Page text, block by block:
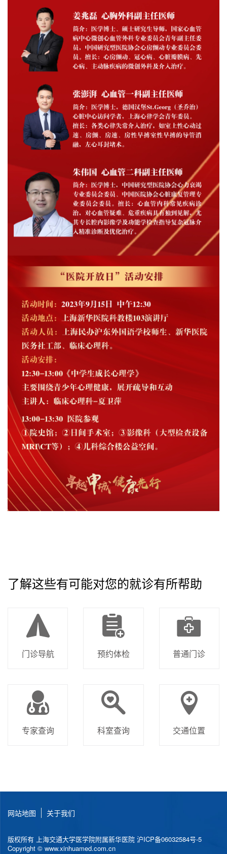
了解这些有可能对您的就诊有所帮助
门诊导航 预约体检 普通门诊
专家查询 科室查询 交通位置
网站地图 关于我们
版权所有 上海交通大学医学院附属新华医院 沪ICP备06032584号-5
Copyright © www.xinhuamed.com.cn